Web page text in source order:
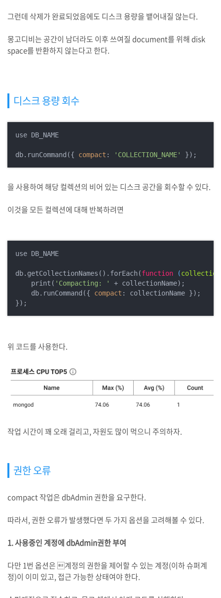
그런데 삭제가 완료되었음에도 디스크 용량을 뱉어내질 않는다.
몽고디비는 공간이 남더라도 이후 쓰여질 document를 위해 disk
space를 반환하지 않는다고 한다.
디스크 용량 회수
use DB_NAME
db.runCommand({ compact : 'COLLECTION_NAME' });
을 사용하여 해당 컬렉션의 비어 있는 디스크 공간을 회수할 수 있다.
이것을 모든 컬렉션에 대해 반복하려면
use DB_NAME
db.getCollectionNames().forEach(function (
    print(
'Compacting: '
+ collectionName);
    db.runCommand({
compact : collectionName });
});
위 코드를 사용한다.
작업 시간이 꽤 오래 걸리고, 자원도 많이 먹으니 주의하자.
권한 오류
compact 작업은 dbAdmin 권한을 요구한다.
따라서, 권한 오류가 발생했다면 두 가지 옵션을 고려해볼 수 있다.
1. 사용중인 계정에 dbAdmin권한 부여
다만 1번 옵션은 계정의 권한을 제어할 수 있는 계정(이하 슈퍼계
정)이 이미 있고, 접근 가능한 상태여야 한다.